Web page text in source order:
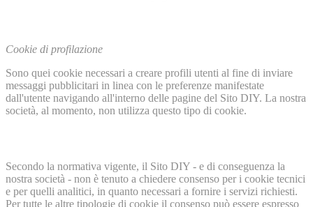
Cookie di profilazione
Sono quei cookie necessari a creare profili utenti al fine di inviare
messaggi pubblicitari in linea con le preferenze manifestate
dall'utente navigando all'interno delle pagine del Sito DIY. La nostra
società, al momento, non utilizza questo tipo di cookie.
Secondo la normativa vigente, il Sito DIY - e di conseguenza la
nostra società - non è tenuto a chiedere consenso per i cookie tecnici
e per quelli analitici, in quanto necessari a fornire i servizi richiesti.
Per tutte le altre tipologie di cookie il consenso può essere espresso